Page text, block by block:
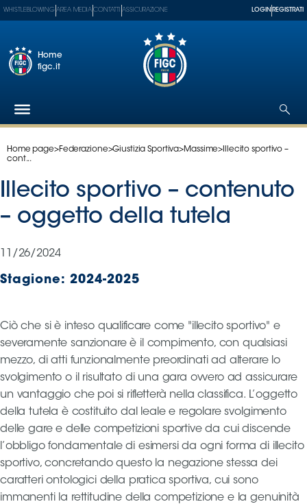
Federazione
Partner
Tecnici
SGS
Paralimpico
A
Femminile
del
Calcio
partner
delle
nazionali
WHISTLEBLOWING AREA MEDIA CONTATTI ASSICURAZIONE LOGIN REGISTRATI
Home
figc.it
Home page>Federazione>Giustizia Sportiva>Massime> Illecito sportivo –
cont...
Illecito sportivo – contenuto
– oggetto della tutela
11/26/2024
Stagione: 2024-2025
Ciò che si è inteso qualificare come "illecito sportivo" e
severamente sanzionare è il compimento, con qualsiasi
mezzo, di atti funzionalmente preordinati ad alterare lo
svolgimento o il risultato di una gara ovvero ad assicurare
un vantaggio che poi si rifletterà nella classifica. L’oggetto
della tutela è costituito dal leale e regolare svolgimento
delle gare e delle competizioni sportive da cui discende
l’obbligo fondamentale di esimersi da ogni forma di illecito
sportivo, concretando questo la negazione stessa dei
caratteri ontologici della pratica sportiva, cui sono
immanenti la rettitudine della competizione e la genuinità